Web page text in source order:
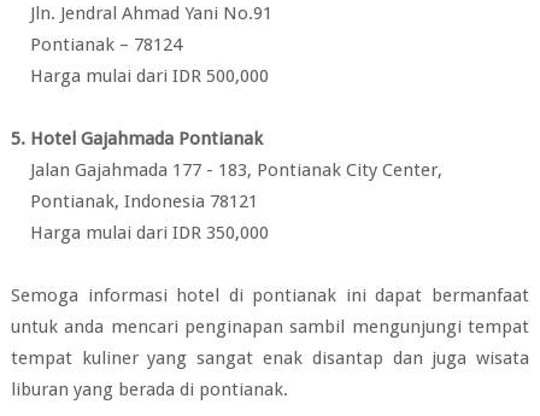
Jln. Jendral Ahmad Yani No.91
Pontianak – 78124
Harga mulai dari IDR 500,000
5. Hotel Gajahmada Pontianak
Jalan Gajahmada 177 - 183, Pontianak City Center,
Pontianak, Indonesia 78121
Harga mulai dari IDR 350,000
Semoga informasi hotel di pontianak ini dapat bermanfaat
untuk anda mencari penginapan sambil mengunjungi tempat
tempat kuliner yang sangat enak disantap dan juga wisata
liburan yang berada di pontianak.